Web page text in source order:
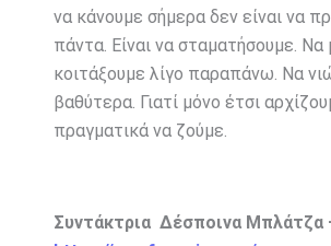
να κάνουμε σήμερα δεν είναι να
πάντα. Είναι να σταματήσουμε. Να
κοιτάξουμε λίγο παραπάνω. Να
βαθύτερα. Γιατί μόνο έτσι
πραγματικά να ζούμε.
Συντάκτρια Δέσποινα Μπλάτζα